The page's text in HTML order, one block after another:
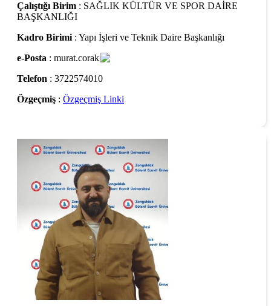
Çalıştığı Birim : SAĞLIK KÜLTÜR VE SPOR DAİRE
BAŞKANLIĞI
Kadro Birimi : Yapı İşleri ve Teknik Daire Başkanlığı
e-Posta : murat.corak
Telefon : 3722574010
Özgeçmiş : Özgeçmiş Linki